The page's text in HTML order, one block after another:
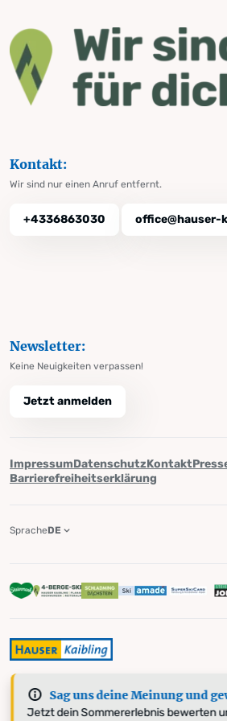
Sag uns deine Meinung und
Jetzt dein Sommererlebnis bewerten
Kontakt:
Wir sind nur einen Anruf entfernt.
+4336863030 office@hauser-
Newsletter:
Keine Neuigkeiten verpassen!
Jetzt anmelden
ImpressumDatenschutzKontakt
Barrierefreiheitserklärung
SpracheDE